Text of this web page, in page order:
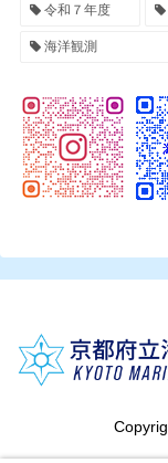
令和７年度
海洋観測